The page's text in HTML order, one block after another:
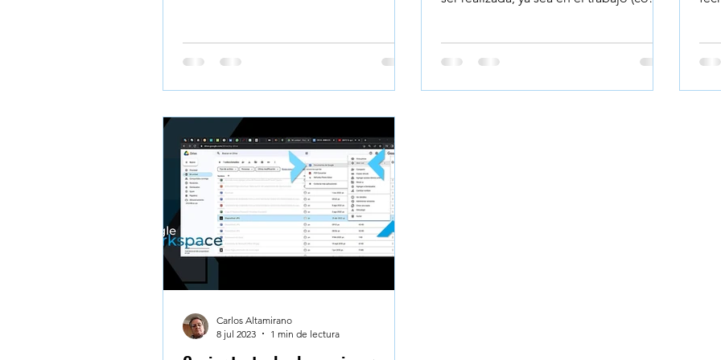
estudio y cronogramas, todo generado
por IA para que domines cualquier
personalizada. Resumen ejecutivo
NotebookLM En esta guía descubrirás
cómo NotebookLM, el cuaderno
inteligente de Google, revoluciona tu
manera de
Carlos Altamirano
8 jul 2023
1 min de lectura